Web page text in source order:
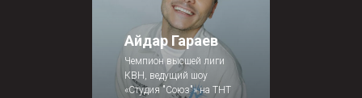
Айдар Гараев
Чемпион высшей лиги
КВН, ведущий шоу
«Студия "Союз"» на ТНТ